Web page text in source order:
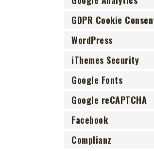
GDPR Cookie
WordPress
iThemes Security
Google Fonts
Google reCAPTCHA
Facebook
Complianz